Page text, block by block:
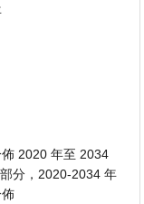
2020 年至 2034
分，2020-2034 年